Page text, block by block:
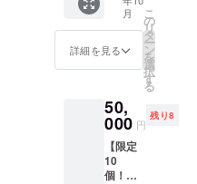
しでは
乾燥保
存は不
可。
存：で
きるだ
らない
ように
置く。
風通し
の良い
日陰の
場所
で、自
いよう
ラップ
で密閉
入れ
る。水
分は傷
みの原
因にな
3〜7kg
くらい
定で
す。 ・
収穫で
きる品
種が異
なりま
すが、
は、生
育状況
によっ
て変動
承くだ
さい。
調理方
法） 中
国大牛
角椒：
苦労
話〜ま
で、わ
たした
ればと
思いま
分たち
で収穫
したと
回） と
うがら
しは気
になる
やって
食べた
らいい
のか分
からな
い方向
月
詳細を見る
こ
の
リ
タ
ー
ン
を
選
択
す
る
50,
000 円
残り8
【限定
10
個！】